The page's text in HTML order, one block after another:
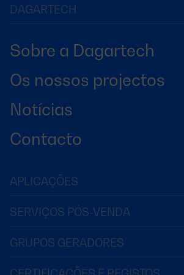
DAGARTECH
Sobre a Dagartech
Os nossos projectos
Notícias
Contacto
APLICAÇÕES
SERVIÇOS PÓS-VENDA
GRUPOS GERADORES